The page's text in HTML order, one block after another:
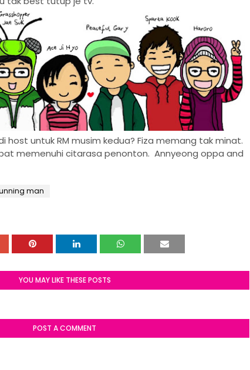
host untuk RM musim kedua? Fiza memang tak minat.
memenuhi citarasa penonton. Annyeong oppa and
man
YOU MAY LIKE THESE POSTS
POST A COMMENT